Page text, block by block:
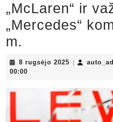
„McLaren“ ir
„Mercedes“
m.
8 rugsėjo 2025
00:00